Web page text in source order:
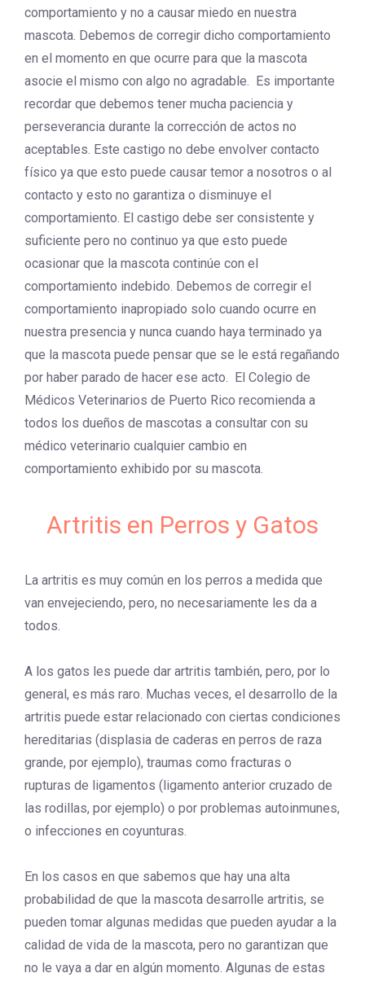
comportamiento y no a causar miedo en nuestra
mascota. Debemos de corregir dicho comportamiento
en el momento en que ocurre para que la mascota
asocie el mismo con algo no agradable. Es importante
recordar que debemos tener mucha paciencia y
perseverancia durante la corrección de actos no
aceptables. Este castigo no debe envolver contacto
físico ya que esto puede causar temor a nosotros o al
contacto y esto no garantiza o disminuye el
comportamiento. El castigo debe ser consistente y
suficiente pero no continuo ya que esto puede
ocasionar que la mascota continúe con el
comportamiento indebido. Debemos de corregir el
comportamiento inapropiado solo cuando ocurre en
nuestra presencia y nunca cuando haya terminado ya
que la mascota puede pensar que se le está regañando
por haber parado de hacer ese acto. El Colegio de
Médicos Veterinarios de Puerto Rico recomienda a
todos los dueños de mascotas a consultar con su
médico veterinario cualquier cambio en
comportamiento exhibido por su mascota.
Artritis en Perros y Gatos
La artritis es muy común en los perros a medida que
van envejeciendo, pero, no necesariamente les da a
todos.
A los gatos les puede dar artritis también, pero, por lo
general, es más raro. Muchas veces, el desarrollo de la
artritis puede estar relacionado con ciertas condiciones
hereditarias (displasia de caderas en perros de raza
grande, por ejemplo), traumas como fracturas o
rupturas de ligamentos (ligamento anterior cruzado de
las rodillas, por ejemplo) o por problemas autoinmunes,
o infecciones en coyunturas.
En los casos en que sabemos que hay una alta
probabilidad de que la mascota desarrolle artritis, se
pueden tomar algunas medidas que pueden ayudar a la
calidad de vida de la mascota, pero no garantizan que
no le vaya a dar en algún momento. Algunas de estas